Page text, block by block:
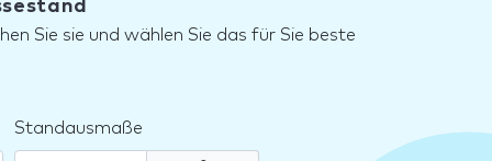
Sie sie und wählen Sie das für Sie beste
Standausmaße